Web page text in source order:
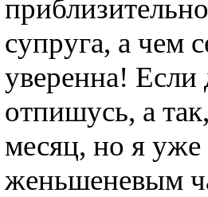
супруга, а чем
уверенна! Если
отпишусь, а
месяц, но я уже
женьшеневым